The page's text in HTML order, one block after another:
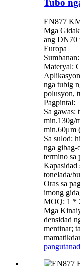
Tubo
EN877
Mga
ang DN70
Europa
Materyal:
nga tubig
polusyon,
Pagpintal:
Sa gawas:
min.130g/
min.60μm
Sa sulod:
nga gibag-
termino sa
Kapasidad
tonelada/
Oras sa
imong
MOQ: 1 *
Mga
densidad
mentinar;
pangutana